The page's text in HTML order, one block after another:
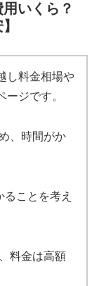
いくら？
し料金相場や
ージです。
、時間がか
ことを考え
料金は高額